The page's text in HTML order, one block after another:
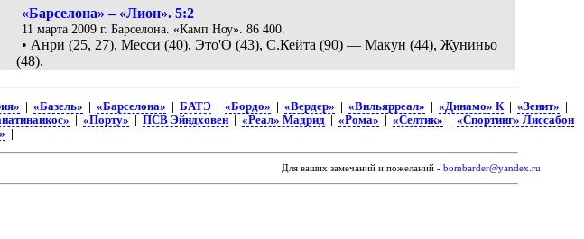
«Барселона» – «Лион». 5:2
11 марта 2009 г. Барселона. «Камп Ноу». 86 400.
• Анри (25, 27), Месси (40), Это'O (43), С.Кейта (90) — Макун (44), Жуниньо
(48).
| «Базель» | «Барселона» | БАТЭ| «Бордо» | «Вердер» | «Вильярреал» | «Динамо» К| «Зенит» |
| «Порту» | ПСВ Эйндховен| «Реал» Мадрид| «Рома» | «Селтик» | «Спортинг» Лиссабон
|
Для ваших замечаний и пожеланий - bombarder@yandex.ru